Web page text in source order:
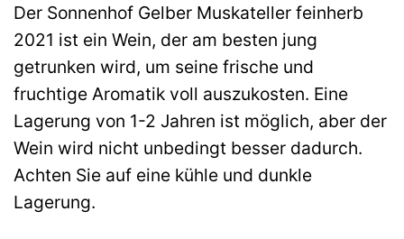
Der Sonnenhof Gelber Muskateller feinherb
2021 ist ein Wein, der am besten jung
getrunken wird, um seine frische und
fruchtige Aromatik voll auszukosten. Eine
Lagerung von 1-2 Jahren ist möglich, aber der
Wein wird nicht unbedingt besser dadurch.
Achten Sie auf eine kühle und dunkle
Lagerung.